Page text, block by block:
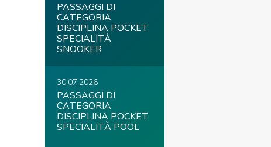
PASSAGGI DI
CATEGORIA
DISCIPLINA POCKET
SPECIALITÀ
SNOOKER
30.07.2026
PASSAGGI DI
CATEGORIA
DISCIPLINA POCKET
SPECIALITÀ POOL